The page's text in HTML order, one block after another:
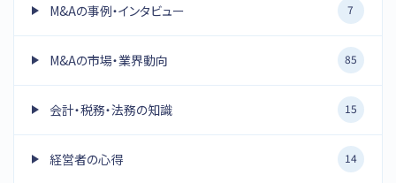
M&Aの事例・インタビュー 7
M&Aの市場・業界動向 85
会計・税務・法務の知識 15
経営者の心得 14